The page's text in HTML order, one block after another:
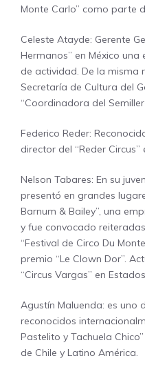
Monte Carlo” como parte
Celeste Atayde: Gerente
Hermanos” en México
de actividad. De la misma
Secretaría de Cultura del
“Coordinadora del
Federico Reder:
director del “Reder Circus”
Nelson Tabares: En su
presentó en grandes
Barnum & Bailey”, una
y fue convocado
“Festival de Circo Du
premio “Le Clown Dor”.
“Circus Vargas” en
Agustín Maluenda: es uno
reconocidos
Pastelito y Tachuela
de Chile y Latino América.